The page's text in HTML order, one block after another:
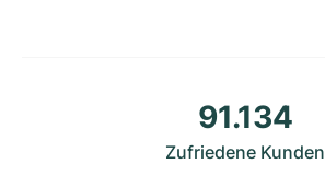
91.134
Zufriedene Kunden